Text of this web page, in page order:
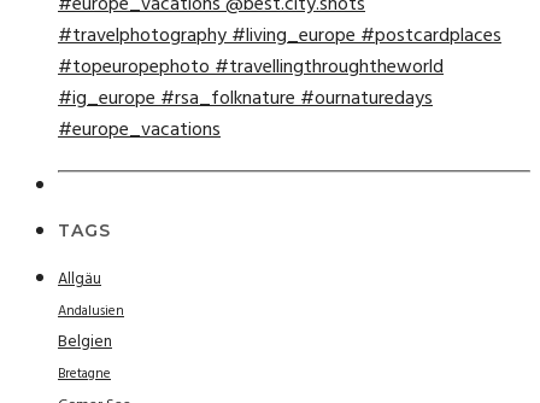
TAGS
Allgäu
Andalusien
Belgien
Bretagne